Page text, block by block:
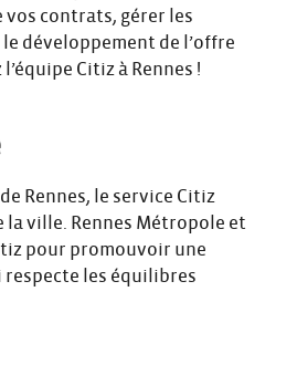
vos contrats, gérer les
développement de l’offre
Citiz à Rennes !
Rennes, le service Citiz
la ville. Rennes Métropole et
pour promouvoir une
les équilibres